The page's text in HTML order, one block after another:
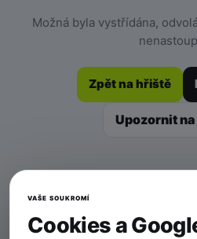
Možná byla vystřídána,
Zpět na hřiště
Upozornit
VAŠE SOUKROMÍ
Cookies a